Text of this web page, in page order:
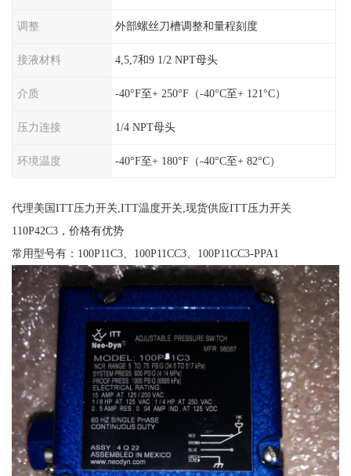
调整 外部螺丝刀槽调整和量程刻度
接液材料 4,5,7和9 1/2 NPT母头
介质 -40°F至+ 250°F（-40°C至+ 121°C）
压力连接 1/4 NPT母头
环境温度 -40°F至+ 180°F（-40°C至+ 82°C）
代理美国ITT压力开关,ITT温度开关,现货供应ITT压力开关
110P42C3，价格有优势
常用型号有：100P11C3、100P11CC3、100P11CC3-PPA1